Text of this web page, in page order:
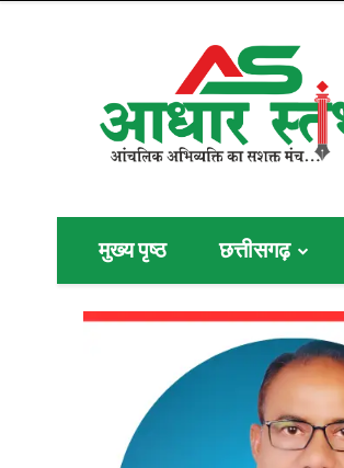
मुख्य पृष्ठ छत्तीसगढ़